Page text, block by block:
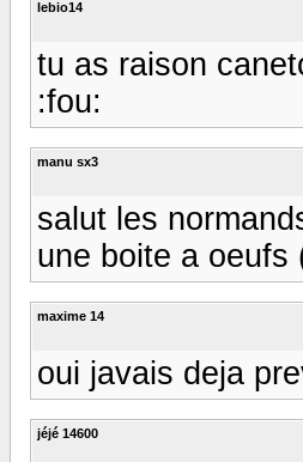
lebio14
tu as raison
:fou:
manu sx3
salut les
une boite a oeufs
maxime 14
oui javais deja
jéjé 14600